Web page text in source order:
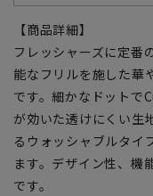
【商品詳細】
フレッシャーズに定番
能なフリルを施した華
です。細かなドットで
が効いた透けにくい生
るウォッシャブルタイ
ます。デザイン性、機
です。